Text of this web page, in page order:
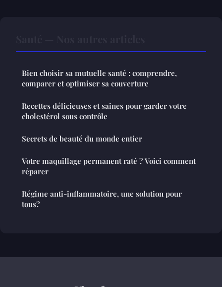
Bien choisir sa mutuelle santé : comprendre,
comparer et optimiser sa couverture
Recettes délicieuses et saines pour garder votre
cholestérol sous contrôle
Secrets de beauté du monde entier
Votre maquillage permanent raté ? Voici comment
réparer
Régime anti-inflammatoire, une solution pour
tous?